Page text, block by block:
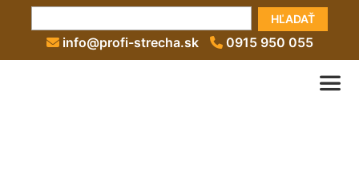
HĽADAŤ
info@profi-strecha.sk 0915 950 055